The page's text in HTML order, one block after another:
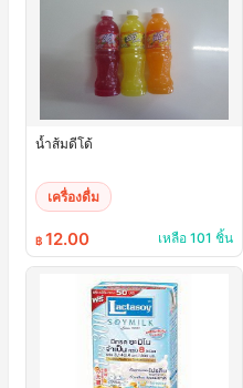
น้ำส้มดีโด้
เครื่องดื่ม
฿ 12.00 เหลือ 101 ชิ้น